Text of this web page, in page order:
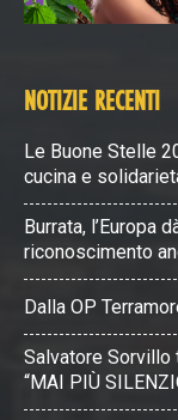
NOTIZIE RECENTI
Le Buone Stelle
cucina e
Burrata, l’Europa
riconoscimento
Dalla OP
Salvatore Sorvillo
“MAI PIÙ